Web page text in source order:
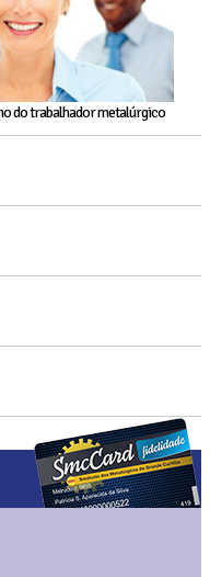
do trabalhador metalúrgico